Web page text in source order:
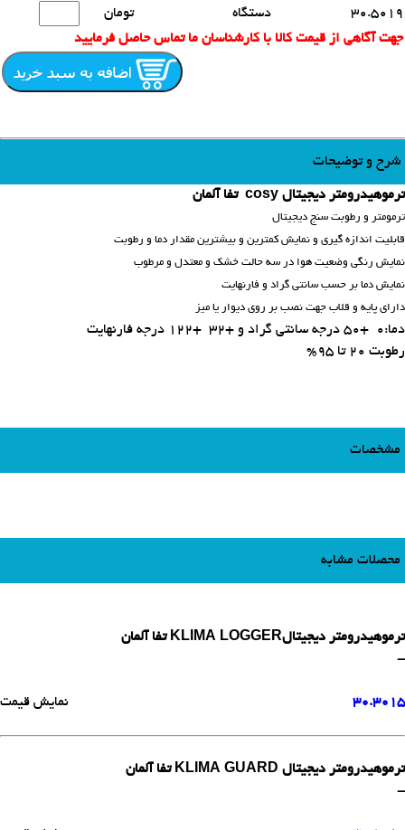
30.5019
دستگاه
تومان
جهت آگاهی از قیمت کالا با کارشناسان ما تماس حاصل فرمایید
شرح و توضیحات
ترموهیدرومتر دیجیتال cosy تفا آلمان
ترمومتر و رطوبت سنج دیجیتال
قابلیت اندازه گیری و نمایش کمترین و بیشترین مقدار دما و رطوبت
نمایش رنگی وضعیت هوا در سه حالت خشک و معتدل و مرطوب
نمایش دما بر حسب سانتی گراد و فارنهایت
دارای پایه و قلاب جهت نصب بر روی دیوار یا میز
دما:0 +50 درجه سانتی گراد و +32 +122 درجه فارنهایت
رطوبت 20 تا 95%
مشخصات
محصلات مشابه
ترموهیدرومتر دیجیتالKLIMA LOGGER تفا آلمان
-
30.3015 نمایش قیمت
ترموهیدرومتر دیجیتال KLIMA GUARD تفا آلمان
-